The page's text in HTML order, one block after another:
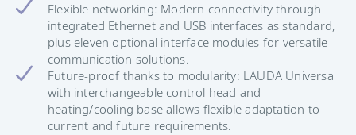
Flexible networking: Modern connectivity through
integrated Ethernet and USB interfaces as standard,
plus eleven optional interface modules for versatile
communication solutions.
Future-proof thanks to modularity: LAUDA Universa
with interchangeable control head and
heating/cooling base allows flexible adaptation to
current and future requirements.